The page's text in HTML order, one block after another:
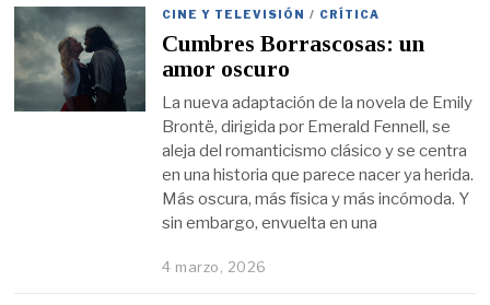
CINE Y TELEVISIÓN / CRÍTICA
Cumbres Borrascosas: un
amor oscuro
La nueva adaptación de la novela de Emily
Brontë, dirigida por Emerald Fennell, se
aleja del romanticismo clásico y se centra
en una historia que parece nacer ya herida.
Más oscura, más física y más incómoda. Y
sin embargo, envuelta en una
4 marzo, 2026